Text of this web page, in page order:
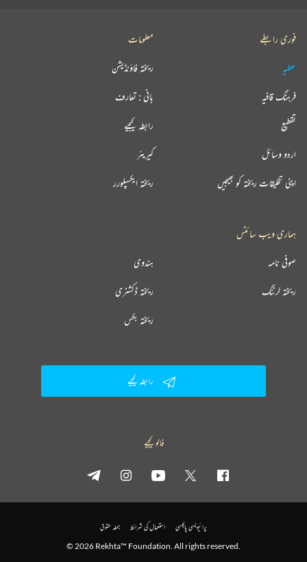
فوری رابطے
عطیہ
فرہنگ قافیہ
تقطیع
اردو وسائل
اپنی تخلیقات ریختہ کو بھیجیں
معلومات
ریختہ فاؤنڈیشن
بانی : تعارف
رابطہ کیجیے
کیریئر
ریختہ ایکسپلورر
ہماری ویب سائٹس
ہندوی صوفی نامہ
ریختہ ڈکشنری ریختہ لرننگ
ریختہ بکس
رابطہ کیجیے
فالو کیجیے
پرائیویسی پالیسی استعمال کی شرائط جملہ حقوق
© 2026 Rekhta™ Foundation. All rights reserved.